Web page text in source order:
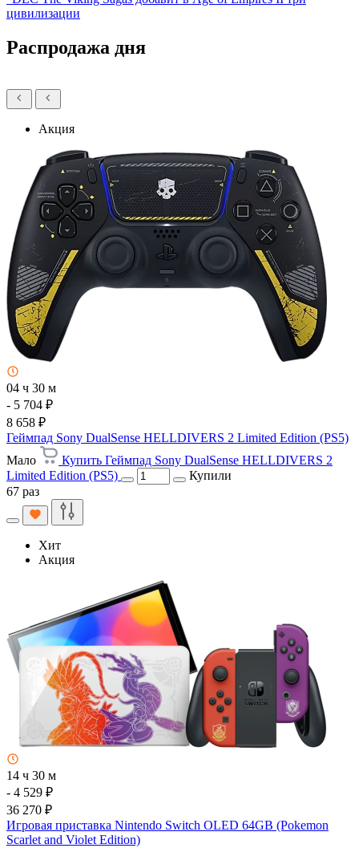
цивилизации
Распродажа дня
Акция
04 ч 30 м
- 5 704 ₽
8 658 ₽
Геймпад Sony DualSense HELLDIVERS 2 Limited Edition (PS5)
Мало
Купить Геймпад Sony DualSense HELLDIVERS 2
Limited Edition (PS5)
Купили
67 раз
Хит
Акция
14 ч 30 м
- 4 529 ₽
36 270 ₽
Игровая приставка Nintendo Switch OLED 64GB (Pokemon
Scarlet and Violet Edition)